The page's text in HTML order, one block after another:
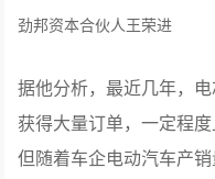
劲邦资本合伙人王荣进
据他分析，最近几年，
获得大量订单，一定程
但随着车企电动汽车产